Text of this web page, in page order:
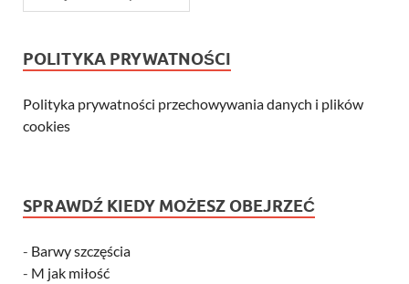
POLITYKA PRYWATNOŚCI
Polityka prywatności przechowywania danych i plików
cookies
SPRAWDŹ KIEDY MOŻESZ OBEJRZEĆ
- Barwy szczęścia
- M jak miłość